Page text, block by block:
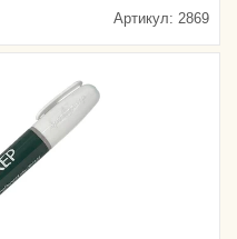
Артикул: 2869